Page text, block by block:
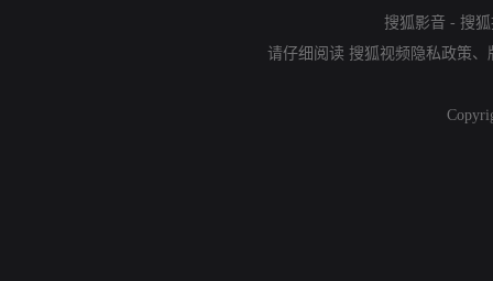
搜狐影音 - 搜
请仔细阅读 搜狐视频隐私政策、